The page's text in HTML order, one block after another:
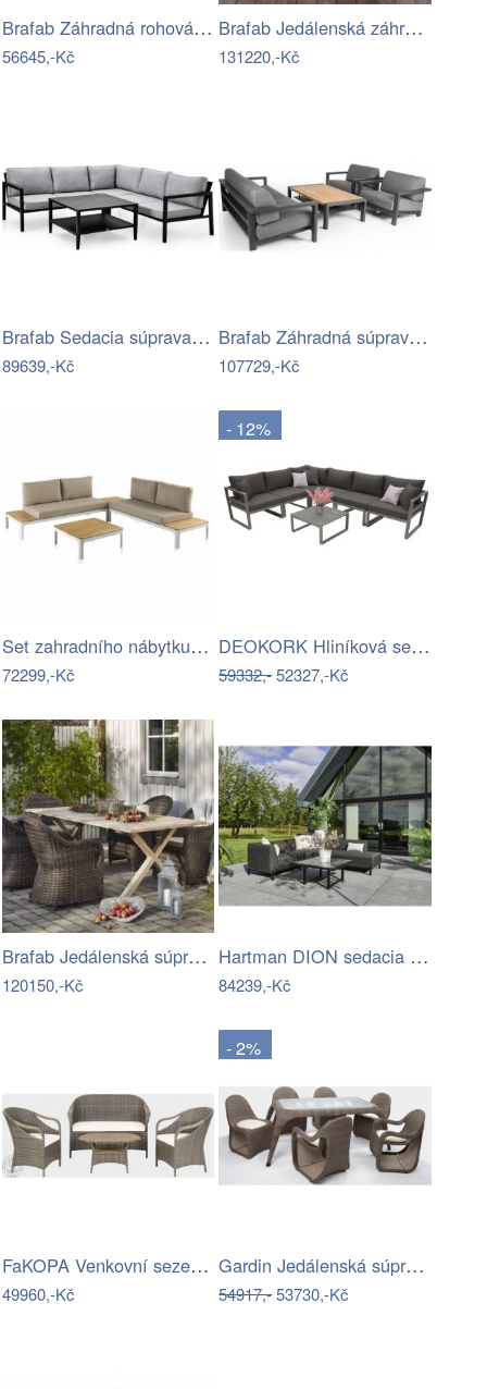
Brafab Záhradná rohová súprava ASHFIELD…
56645,-Kč
Brafab Jedálenská záhradná súprava…
131220,-Kč
Brafab Sedacia súprava BELFORT čierna -…
89639,-Kč
Brafab Záhradná súprava AMESDALE -…
107729,-Kč
Set zahradního nábytku se stolem Geese…
72299,-Kč
- 12%
DEOKORK Hliníková sestava pro 6 osob…
59332,-52327,-Kč
Brafab Jedálenská súprava PAULINA -…
120150,-Kč
Hartman DION sedacia súprava - Čierna…
84239,-Kč
FaKOPA Venkovní sezení z umělého…
49960,-Kč
- 2%
Gardin Jedálenská súprava FOX hnedá Mdum
54917,-53730,-Kč